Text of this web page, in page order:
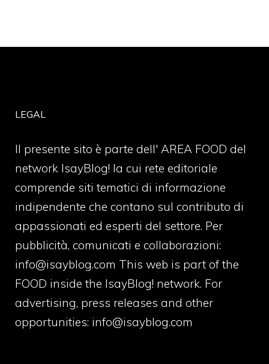
LEGAL
Il presente sito è parte dell' AREA FOOD del
network IsayBlog! la cui rete editoriale
comprende siti tematici di informazione
indipendente che contano sul contributo di
appassionati ed esperti del settore. Per
pubblicità, comunicati e collaborazioni:
info@isayblog.com This web is part of the
FOOD inside the IsayBlog! network. For
advertising, press releases and other
opportunities: info@isayblog.com